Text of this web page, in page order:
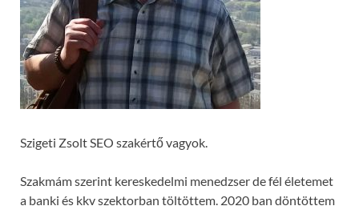
Szigeti Zsolt SEO szakértő vagyok.
Szakmám szerint kereskedelmi menedzser de fél életemet
a banki és kkv szektorban töltöttem. 2020 ban döntöttem